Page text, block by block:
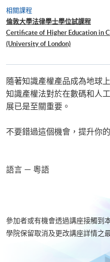
相關課程
倫敦大學法律學士學位試課程
Certificate of Higher Education in
(University of London)
of London)
隨著知識產權產品成為地球
知識產權法對於在數碼和人
展已是至關重要。
不要錯過這個機會，提升你
語言 － 粵語
參加者或有機會透過講座接觸到
學院保留取消及更改講座詳情之